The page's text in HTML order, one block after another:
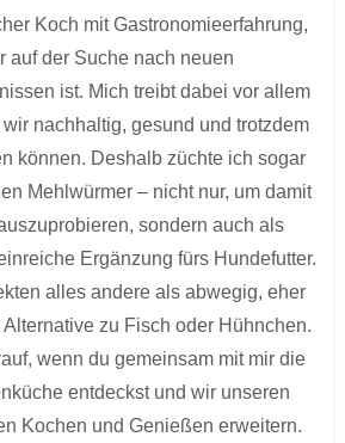
Koch mit Gastronomieerfahrung,
auf der Suche nach neuen
ist. Mich treibt dabei vor allem
nachhaltig, gesund und trotzdem
können. Deshalb züchte ich sogar
Mehlwürmer – nicht nur, um damit
sondern auch als
Ergänzung fürs Hundefutter.
alles andere als abwegig, eher
zu Fisch oder Hühnchen.
wenn du gemeinsam mit mir die
entdeckst und wir unseren
Kochen und Genießen erweitern.